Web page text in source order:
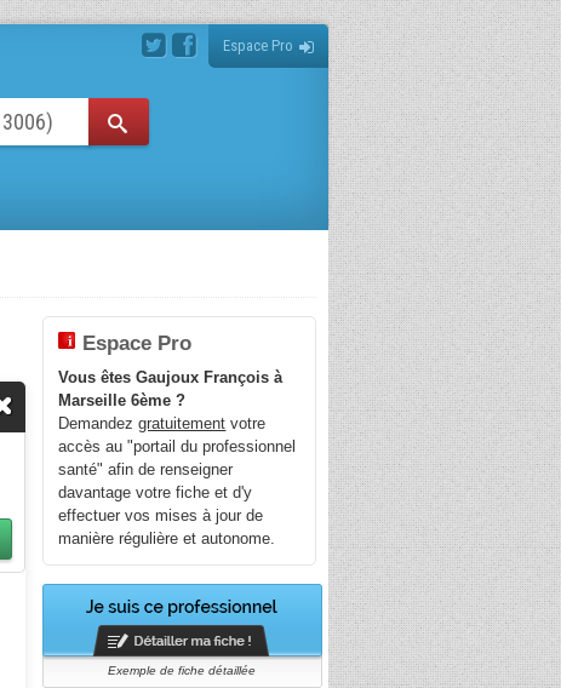
Espace Pro
Espace Pro
Vous êtes Gaujoux François à
Marseille 6ème ?
Demandezgratuitement votre
accès au "portail du professionnel
santé" afin de renseigner
davantage votre fiche et d'y
effectuer vos mises à jour de
manière régulière et autonome.
Exemple de fiche détaillée